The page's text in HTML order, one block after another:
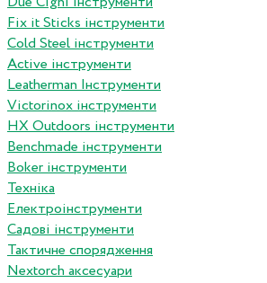
Fix it Sticks інструменти
Сold Steel інструменти
Active інструменти
Leatherman Інструменти
Victorinox інструменти
HX Outdoors інструменти
Benchmade інструменти
Boker інструменти
Техніка
Електроінструменти
Садові інструменти
Тактичне спорядження
Nextorch аксесуари